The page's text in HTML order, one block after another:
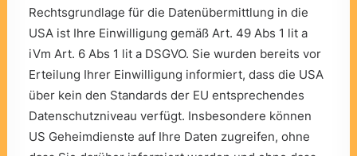
Rechtsgrundlage für die Datenübermittlung in die
USA ist Ihre Einwilligung gemäß Art. 49 Abs 1 lit a
iVm Art. 6 Abs 1 lit a DSGVO. Sie wurden bereits vor
Erteilung Ihrer Einwilligung informiert, dass die USA
über kein den Standards der EU entsprechendes
Datenschutzniveau verfügt. Insbesondere können
US Geheimdienste auf Ihre Daten zugreifen, ohne